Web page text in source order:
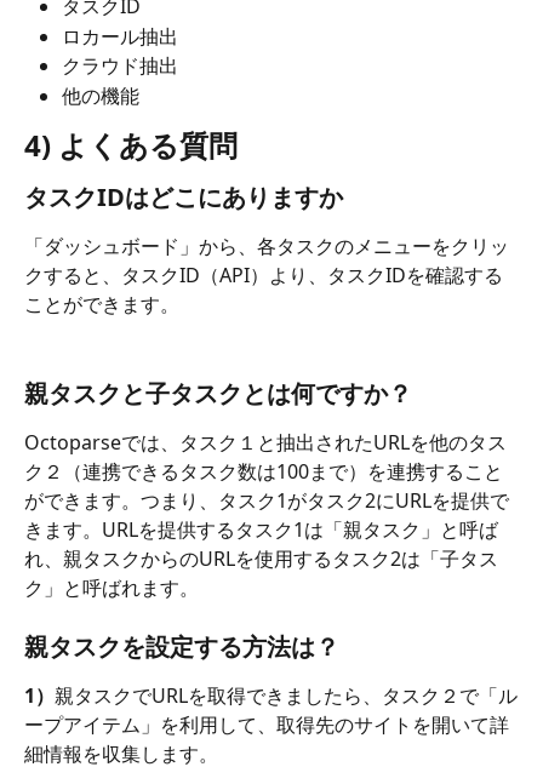
タスクID
ロカール抽出
クラウド抽出
他の機能
4) よくある質問
タスクIDはどこにありますか
「ダッシュボード」から、各タスクのメニューをクリッ
クすると、タスクID（API）より、タスクIDを確認する
ことができます。
親タスクと子タスクとは何ですか？
Octoparseでは、タスク１と抽出されたURLを他のタス
ク２（連携できるタスク数は100まで）を連携すること
ができます。つまり、タスク1がタスク2にURLを提供で
きます。URLを提供するタスク1は「親タスク」と呼ば
れ、親タスクからのURLを使用するタスク2は「子タス
ク」と呼ばれます。
親タスクを設定する方法は？
1） 親タスクでURLを取得できましたら、タスク２で「ル
ープアイテム」を利用して、取得先のサイトを開いて詳
細情報を収集します。